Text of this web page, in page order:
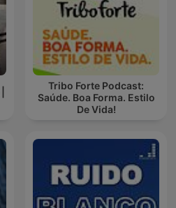
Tribo Forte Podcast:
Saúde. Boa Forma. Estilo
De Vida!